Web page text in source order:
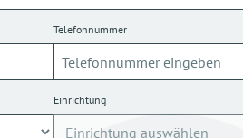
Telefonnummer
Einrichtung